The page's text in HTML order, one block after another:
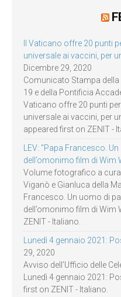
Il Vaticano offre 20 punti
universale ai vaccini, per
Dicembre 29, 2020
Comunicato Stampa
19 e della Pontificia
Vaticano offre 20 punti
universale ai vaccini, per
appeared first on ZENIT -
LEV: “Papa Francesco.
dell’omonimo film di Wim
Volume fotografico a
Viganò e Gianluca della
Francesco. Un uomo di
dell’omonimo film di Wim
ZENIT - Italiano.
Lunedì 4 gennaio 2021:
29, 2020
Avviso dell’Ufficio delle
Lunedì 4 gennaio 2021:
first on ZENIT - Italiano.